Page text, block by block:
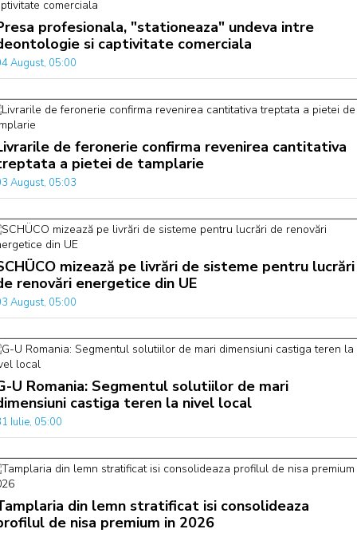
profesionala, "stationeaza" undeva intre
si captivitate comerciala
August, 05:00
de feronerie confirma revenirea cantitativa
a pietei de tamplarie
August, 05:03
mizează pe livrări de sisteme pentru lucrări
renovări energetice din UE
August, 05:00
U Romania: Segmentul solutiilor de mari
castiga teren la nivel local
Iulie, 05:00
din lemn stratificat isi consolideaza
de nisa premium in 2026